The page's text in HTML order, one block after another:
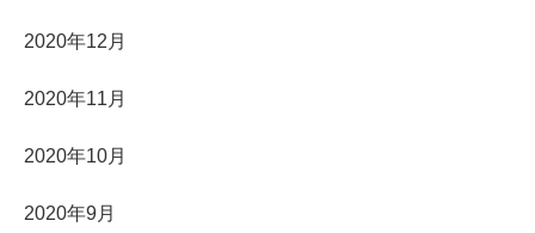
2020年12月
2020年11月
2020年10月
2020年9月